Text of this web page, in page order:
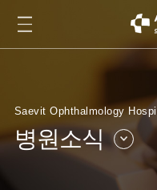
Saevit Ophthalmology
병원소식